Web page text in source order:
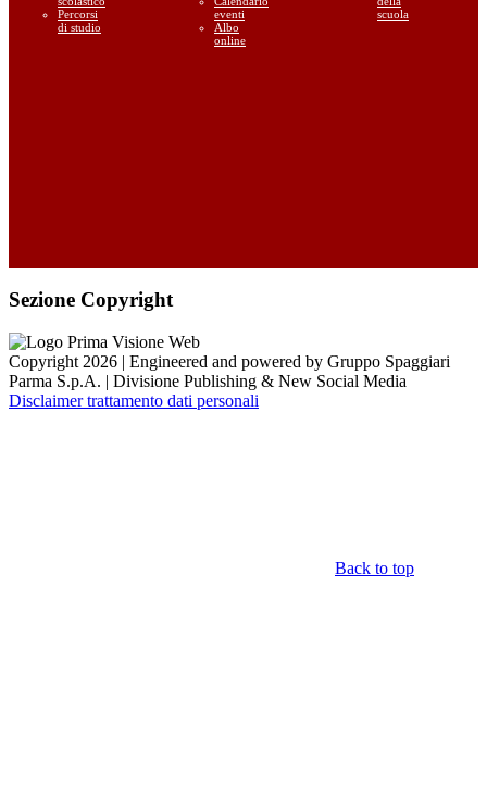
Percorsi
di studio
eventi
Albo
online
scuola
Sezione Copyright
Copyright 2026 | Engineered and powered by Gruppo Spaggiari
Parma S.p.A. | Divisione Publishing & New Social Media
Disclaimer trattamento dati personali
Back to top